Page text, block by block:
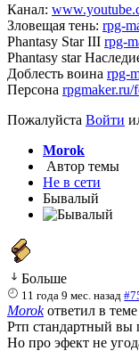
Канал:
Зловещая тень: rpg-
Phantasy Star III rpg-
Phantasy star
Доблесть воина rpg-
Персона rpgmaker.ru/
Пожалуйста Войти
Morok
Автор темы
Не в сети
Бывалый
Больше
11 года 9 мес. назад
Morokответил в теме
Ртп стандартный вы
Но про эфект не